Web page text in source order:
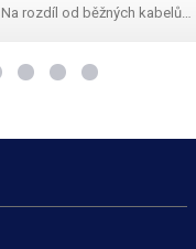
Na rozdíl od běžných kabelů
ochrannou krytku proti